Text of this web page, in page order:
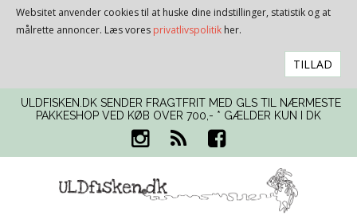
Websitet anvender cookies til at huske dine indstillinger, statistik og at
målrette annoncer. Læs vores privatlivspolitik her.
TILLAD
ULDFISKEN.DK SENDER FRAGTFRIT MED GLS TIL NÆRMESTE
PAKKESHOP VED KØB OVER 700,- * GÆLDER KUN I DK